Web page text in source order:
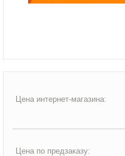
Цена интернет-магазина:
Цена по предзаказу: